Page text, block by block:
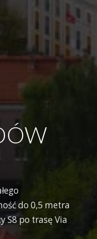
do 0,5 metra
S8 po trasę Via